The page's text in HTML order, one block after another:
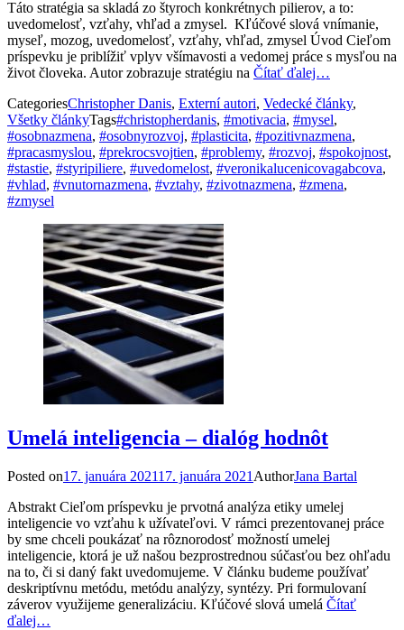
Táto stratégia sa skladá zo štyroch konkrétnych pilierov, a to:
uvedomelosť, vzťahy, vhľad a zmysel. Kľúčové slová vnímanie,
myseľ, mozog, uvedomelosť, vzťahy, vhľad, zmysel Úvod Cieľom
príspevku je priblížiť vplyv všímavosti a vedomej práce s mysľou na
život človeka. Autor zobrazuje stratégiu na Čítať ďalej…
CategoriesChristopher Danis, Externí autori, Vedecké články,
Všetky článkyTags#christopherdanis, #motivacia, #mysel,
#osobnazmena, #osobnyrozvoj, #plasticita, #pozitivnazmena,
#pracasmyslou, #prekrocsvojtien, #problemy, #rozvoj, #spokojnost,
#stastie, #styripiliere, #uvedomelost, #veronikalucenicovagabcova,
#vhlad, #vnutornazmena, #vztahy, #zivotnazmena, #zmena,
#zmysel
Umelá inteligencia – dialóg hodnôt
Posted on17. januára 202117. januára 2021 AuthorJana Bartal
Abstrakt Cieľom príspevku je prvotná analýza etiky umelej
inteligencie vo vzťahu k užívateľovi. V rámci prezentovanej práce
by sme chceli poukázať na rôznorodosť možností umelej
inteligencie, ktorá je už našou bezprostrednou súčasťou bez ohľadu
na to, či si daný fakt uvedomujeme. V článku budeme používať
deskriptívnu metódu, metódu analýzy, syntézy. Pri formulovaní
záverov využijeme generalizáciu. Kľúčové slová umelá Čítať
ďalej…